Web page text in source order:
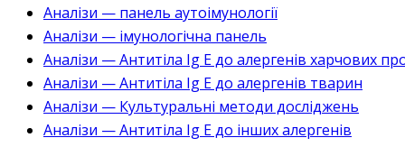
Аналізи — панель аутоімунології
Аналізи — імунологічна панель
Аналізи — Антитіла Ig E до алергенів харчових
Аналізи — Антитіла Ig E до алергенів тварин
Аналізи — Культуральні методи досліджень
Аналізи — Антитіла Ig E до інших алергенів